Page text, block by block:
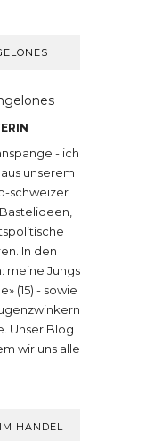
- ich
unserem
schweizer
In den
meine Jungs
(15) - sowie
Unser Blog
wir uns alle
HANDEL